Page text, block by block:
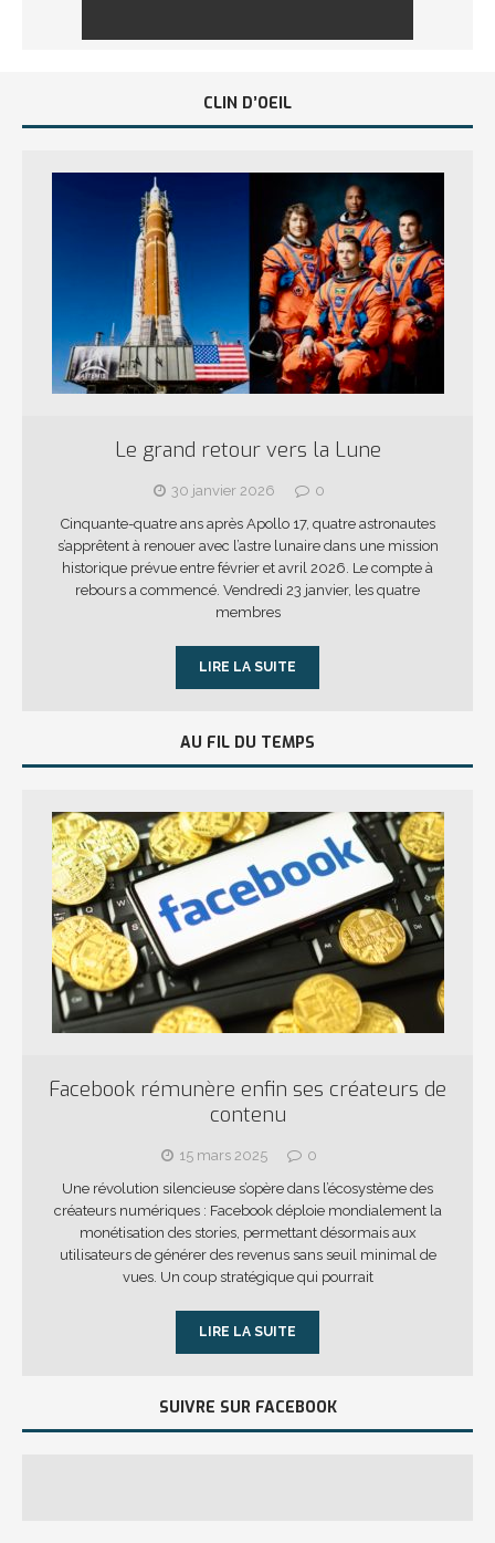
CLIN D’OEIL
Le grand retour vers la Lune
30 janvier 2026
0
Cinquante-quatre ans après Apollo 17, quatre astronautes
s’apprêtent à renouer avec l’astre lunaire dans une mission
historique prévue entre février et avril 2026. Le compte à
rebours a commencé. Vendredi 23 janvier, les quatre
membres
LIRE LA SUITE
AU FIL DU TEMPS
Facebook rémunère enfin ses créateurs de
contenu
15 mars 2025
0
Une révolution silencieuse s’opère dans l’écosystème des
créateurs numériques : Facebook déploie mondialement la
monétisation des stories, permettant désormais aux
utilisateurs de générer des revenus sans seuil minimal de
vues. Un coup stratégique qui pourrait
LIRE LA SUITE
SUIVRE SUR FACEBOOK